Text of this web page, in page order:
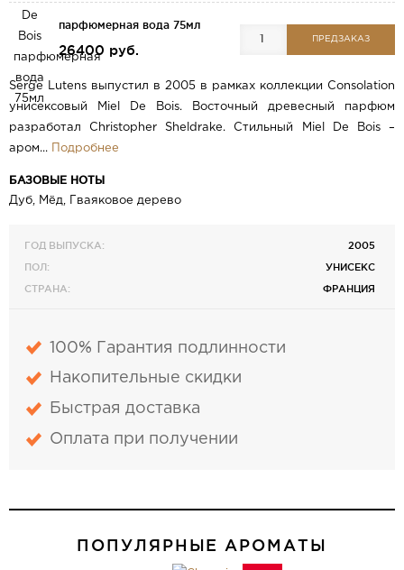
парфюмерная вода 75мл
26400 руб.
ПРЕДЗАКАЗ
Serge Lutens выпустил в 2005 в рамках коллекции Consolation
унисексовый Miel De Bois. Восточный древесный парфюм
разработал Christopher Sheldrake. Стильный Miel De Bois –
аром... Подробнее
БАЗОВЫЕ НОТЫ
Дуб, Мёд, Гваяковое дерево
ГОД ВЫПУСКА:
2005
ПОЛ:
УНИСЕКС
СТРАНА:
ФРАНЦИЯ
100% Гарантия подлинности
Накопительные скидки
Быстрая доставка
Оплата при получении
ПОПУЛЯРНЫЕ АРОМАТЫ